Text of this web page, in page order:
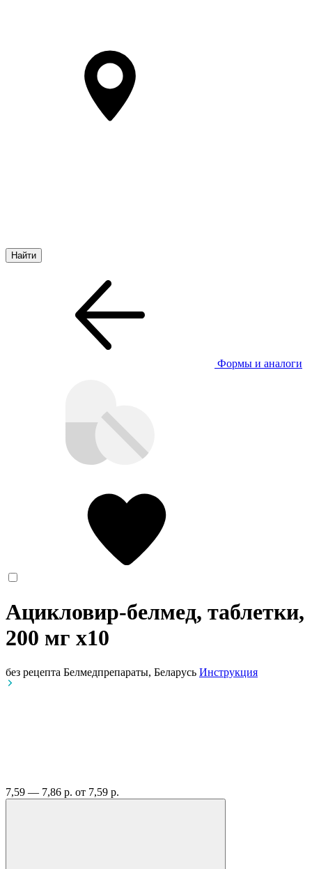
Формы и аналоги
Ацикловир-белмед, таблетки,
200 мг x10
без рецепта Белмедпрепараты, Беларусь Инструкция
7,59 — 7,86 р. от 7,59 р.